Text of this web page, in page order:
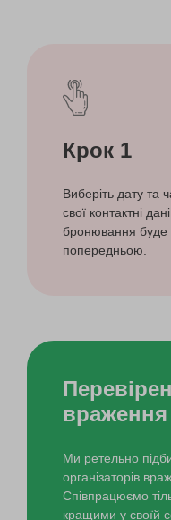
Крок 1
Виберіть дату та
свої контактні
бронювання буде
попередньою.
враження
Ми ретельно
організаторів
Співпрацюємо
кращими у своїй